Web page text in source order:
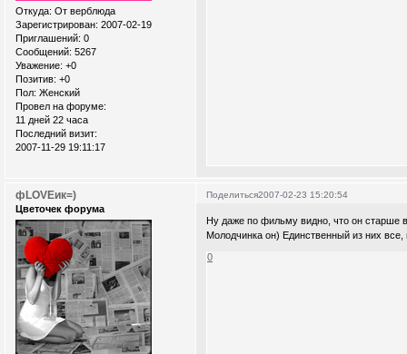
Откуда: От верблюда
Зарегистрирован: 2007-02-19
Приглашений: 0
Сообщений: 5267
Уважение: +0
Позитив: +0
Пол: Женский
Провел на форуме:
11 дней 22 часа
Последний визит:
2007-11-29 19:11:17
Поделиться2007-02-23 15:20:54
фLOVEик=)
Цветочек форума
Ну даже по фильму видно, что он старше
Молодчинка он) Единственный из них
0